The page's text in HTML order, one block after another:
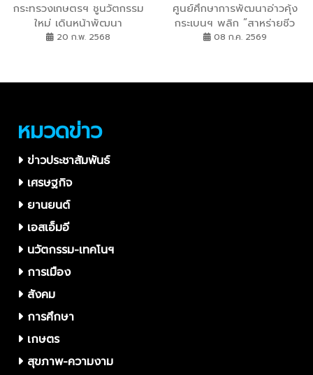
กระทรวงเกษตรฯ ชูนวัตกรรม
ใหม่ เดินหน้าพัฒนา
อุตสาหกรรมประมง หนุนกรม
ความสะดวกเจ้าของเรือประมง
20 ก.พ. 2568
ศูนย์ศึกษาการพัฒนาอ่าวคุ้ง
กระเบนฯ พลิก ”สาหร่ายชีว
มวล” สู่นวัตกรรมเส้นใยปั้น
ชีวภาพมูลค่าสูง หนุน
08 ก.ค. 2569
หมวดข่าว
ข่าวประชาสัมพันธ์
เศรษฐกิจ
ยานยนต์
เอสเอ็มอี
นวัตกรรม-เทคโนฯ
การเมือง
สังคม
การศึกษา
เกษตร
สุขภาพ-ความงาม